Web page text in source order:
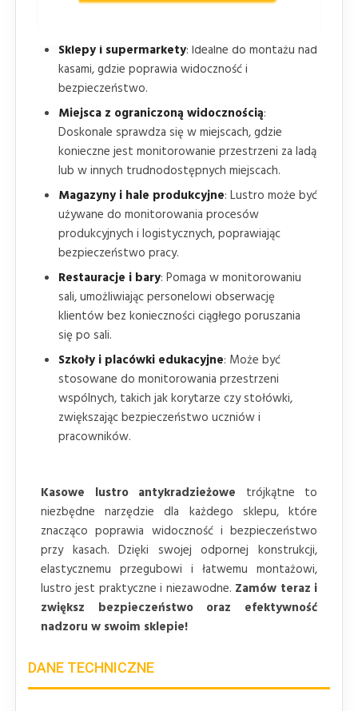
Zastosowanie:
Sklepy i supermarkety: Idealne do montażu nad
kasami, gdzie poprawia widoczność i
bezpieczeństwo.
Miejsca z ograniczoną widocznością:
Doskonale sprawdza się w miejscach, gdzie
konieczne jest monitorowanie przestrzeni za ladą
lub w innych trudnodostępnych miejscach.
Magazyny i hale produkcyjne: Lustro może być
używane do monitorowania procesów
produkcyjnych i logistycznych, poprawiając
bezpieczeństwo pracy.
Restauracje i bary: Pomaga w monitorowaniu
sali, umożliwiając personelowi obserwację
klientów bez konieczności ciągłego poruszania
się po sali.
Szkoły i placówki edukacyjne: Może być
stosowane do monitorowania przestrzeni
wspólnych, takich jak korytarze czy stołówki,
zwiększając bezpieczeństwo uczniów i
pracowników.
Kasowe lustro antykradzieżowe trójkątne to
niezbędne narzędzie dla każdego sklepu, które
znacząco poprawia widoczność i bezpieczeństwo
przy kasach. Dzięki swojej odpornej konstrukcji,
elastycznemu przegubowi i łatwemu montażowi,
lustro jest praktyczne i niezawodne. Zamów teraz i
zwiększ bezpieczeństwo oraz efektywność
nadzoru w swoim sklepie!
DANE TECHNICZNE